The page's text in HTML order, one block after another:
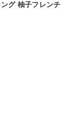
グ 柚子フレンチ